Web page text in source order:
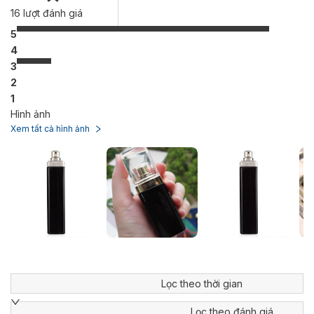
16 lượt đánh giá
5
4
3
2
1
Hình ảnh
Xem tất cả hình ảnh
Lọc theo thời gian
Lọc theo đánh giá